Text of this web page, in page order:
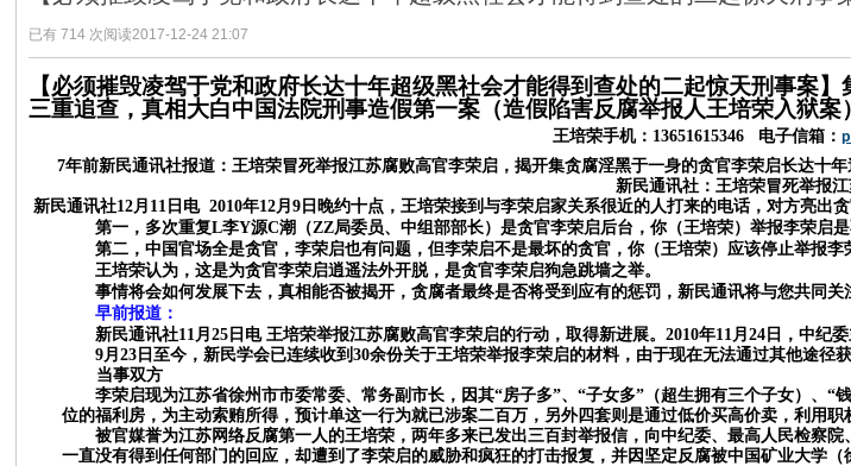
已有 714 次阅读2017-12-24 21:07
【必须摧毁凌驾于党和政府长达十年超级黑社会才能得到查处的二起惊天刑事案
三重追查，真相大白中国法院刑事造假第一案（造假陷害反腐举报人王培荣入狱
王培荣手机： 13651615346 电子信箱：
7年前新民通讯社报道：王培荣冒死举报江苏腐败高官李荣启，揭开集贪腐淫黑于一身的贪官李荣启长达十
新民通讯社： 王培荣冒死举报
新民通讯社12月11日电 2010年12月9日晚约十点，王培荣接到与李荣启家关系很近的人打来的电话，对方亮出
第一， 多次重复L李Y源C潮（ZZ局委员、中组部部长）是贪官李荣启后台，你（王培荣）举报李荣启是
第二，中国官场全是贪官，李荣启也有问题，但李荣启不是最坏的贪官，你（王培荣）应该停止举报李
王培荣认为，这是为贪官李荣启逍遥法外开脱，是贪官李荣启狗急跳墙之举。
事情将会如何发展下去，真相能否被揭开，贪腐者最终是否将受到应有的惩罚，新民通讯将与您共同关
早前报道：
新民通讯社11月25日电 王培荣举报江苏腐败高官李荣启的行动，取得新进展。2010年11月24日，中纪
9月23日至今，新民学会已连续收到30余份关于王培荣举报李荣启的材料，由于现在无法通过其他途径
当事双方
李荣启现为江苏省徐州市市委常委、常务副市长，因其“房子多”、“子女多”（超生拥有三个子女）、“
位的福利房，为主动索贿所得，预计单这一行为就已涉案二百万，另外四套则是通过低价买高价卖，利用职
被官媒誉为江苏网络反腐第一人的王培荣，两年多来已发出三百封举报信，向中纪委、最高人民检察
一直没有得到任何部门的回应，却遭到了李荣启的威胁和疯狂的打击报复，并因坚定反腐被中国矿业大学（